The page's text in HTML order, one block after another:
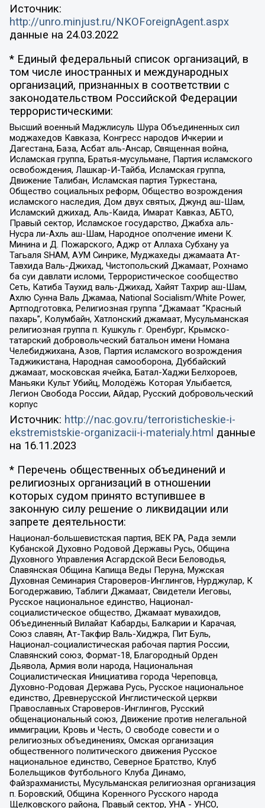
Источник:
http://unro.minjust.ru/NKOForeignAgent.aspx
данные на 24.03.2022
* Единый федеральный список организаций, в
том числе иностранных и международных
организаций, признанных в соответствии с
законодательством Российской Федерации
террористическими:
Высший военный Маджлисуль Шура Объединенных сил
моджахедов Кавказа, Конгресс народов Ичкерии и
Дагестана, База, Асбат аль-Ансар, Священная война,
Исламская группа, Братья-мусульмане, Партия исламского
освобождения, Лашкар-И-Тайба, Исламская группа,
Движение Талибан, Исламская партия Туркестана,
Общество социальных реформ, Общество возрождения
исламского наследия, Дом двух святых, Джунд аш-Шам,
Исламский джихад, Аль-Каида, Имарат Кавказ, АБТО,
Правый сектор, Исламское государство, Джабха аль-
Нусра ли-Ахль аш-Шам, Народное ополчение имени К.
Минина и Д. Пожарского, Аджр от Аллаха Субхану уа
Тагьаля SHAM, АУМ Синрике, Муджахеды джамаата Ат-
Тавхида Валь-Джихад, Чистопольский Джамаат, Рохнамо
ба суи давлати исломи, Террористическое сообщество
Сеть, Катиба Таухид валь-Джихад, Хайят Тахрир аш-Шам,
Ахлю Сунна Валь Джамаа, National Socialism/White Power,
Артподготовка, Религиозная группа “Джамаат “Красный
пахарь”, Колумбайн, Хатлонский джамаат, Мусульманская
религиозная группа п. Кушкуль г. Оренбург, Крымско-
татарский добровольческий батальон имени Номана
Челебиджихана, Азов, Партия исламского возрождения
Таджикистана, Народная самооборона, Дуббайский
джамаат, московская ячейка, Батал-Хаджи Белхороев,
Маньяки Культ Убийц, Молодёжь Которая Улыбается,
Легион Свобода России, Айдар, Русский добровольческий
корпус
Источник: http://nac.gov.ru/terroristicheskie-i-
ekstremistskie-organizacii-i-materialy.html данные
на 16.11.2023
* Перечень общественных объединений и
религиозных организаций в отношении
которых судом принято вступившее в
законную силу решение о ликвидации или
запрете деятельности:
Национал-большевистская партия, ВЕК РА, Рада земли
Кубанской Духовно Родовой Державы Русь, Община
Духовного Управления Асгардской Веси Беловодья,
Славянская Община Капища Веды Перуна, Мужская
Духовная Семинария Староверов-Инглингов, Нурджулар, К
Богодержавию, Таблиги Джамаат, Свидетели Иеговы,
Русское национальное единство, Национал-
социалистическое общество, Джамаат мувахидов,
Объединенный Вилайат Кабарды, Балкарии и Карачая,
Союз славян, Ат-Такфир Валь-Хиджра, Пит Буль,
Национал-социалистическая рабочая партия России,
Славянский союз, Формат-18, Благородный Орден
Дьявола, Армия воли народа, Национальная
Социалистическая Инициатива города Череповца,
Духовно-Родовая Держава Русь, Русское национальное
единство, Древнерусской Инглистической церкви
Православных Староверов-Инглингов, Русский
общенациональный союз, Движение против нелегальной
иммиграции, Кровь и Честь, О свободе совести и о
религиозных объединениях, Омская организация
общественного политического движения Русское
национальное единство, Северное Братство, Клуб
Болельщиков Футбольного Клуба Динамо,
Файзрахманисты, Мусульманская религиозная организация
п. Боровский, Община Коренного Русского народа
Щелковского района, Правый сектор, УНА - УНСО,